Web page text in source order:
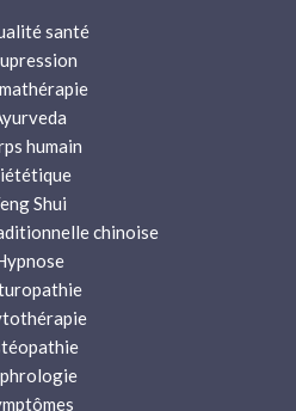
santé
humain
Shui
chinoise